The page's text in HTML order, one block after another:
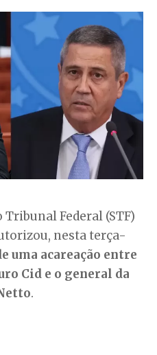
Federal (STF)
nesta terça-
uma acareação entre
Cid e o general da
.